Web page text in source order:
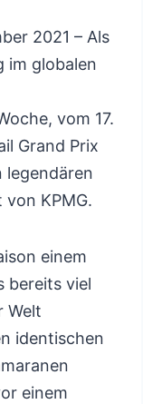
2021 – Als
im globalen
vom 17.
Grand Prix
legendären
KPMG.
einem
bereits viel
Welt
identischen
einem